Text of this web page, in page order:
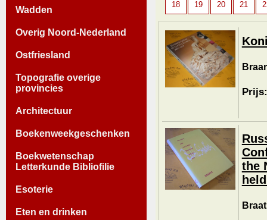
Wadden
Overig Noord-Nederland
Ostfriesland
Topografie overige
provincies
Architectuur
Boekenweekgeschenken
Boekwetenschap
Letterkunde Bibliofilie
Esoterie
Eten en drinken
18 19 20 21
the